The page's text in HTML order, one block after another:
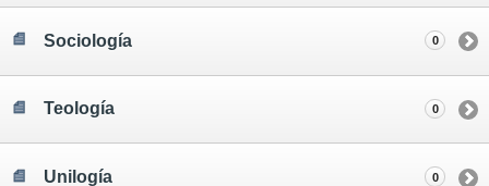
Sociología 0
Teología 0
Unilogía 0